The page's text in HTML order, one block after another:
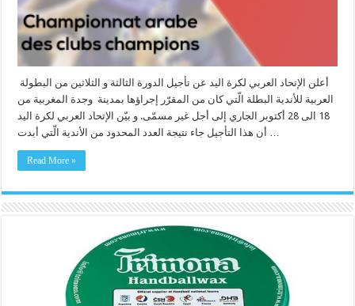
العربية للأندية البطلة الّتي كان من المقرّر إجراؤها بمدينة وجدة المغربية من
18 الى 28 أكتوبر الجاري إلى أجل غير مسمّى. و بيّن الإتحاد العربي لكرة اليد
Read More »